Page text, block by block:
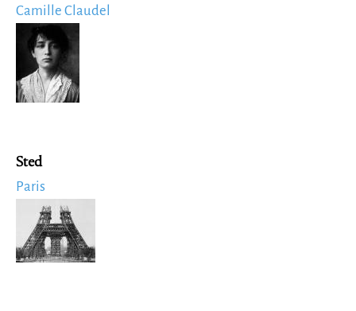
Camille Claudel
Image
Sted
Paris
Image